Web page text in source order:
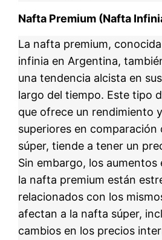
Nafta Premium (Nafta
La nafta premium,
infinia en Argentina,
una tendencia alcista en
largo del tiempo. Este tipo
que ofrece un rendimiento
superiores en comparación
súper, tiende a tener un
Sin embargo, los aumentos
la nafta premium están
relacionados con los
afectan a la nafta súper,
cambios en los precios